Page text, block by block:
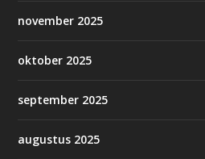
november 2025
oktober 2025
september 2025
augustus 2025